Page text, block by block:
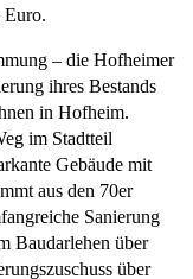
– die Hofheimer
ihres Bestands
in Hofheim.
im Stadtteil
Gebäude mit
aus den 70er
Sanierung
Baudarlehen über
über